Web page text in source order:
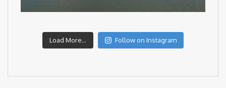
Load More... Follow on Instagram